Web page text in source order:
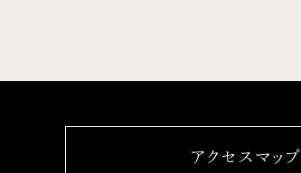
アクセスマップ